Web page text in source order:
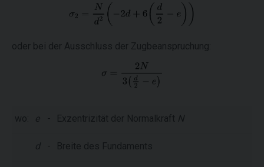
oder bei der Ausschluss der Zugbeanspruchung:
wo: e - Exzentrizität der Normalkraft N
d - Breite des Fundaments